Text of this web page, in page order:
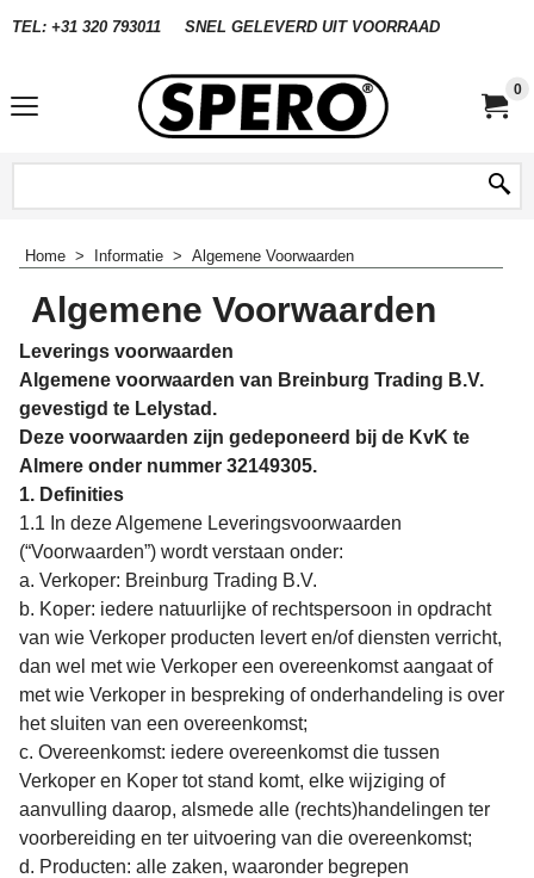
TEL: +31 320 793011 SNEL GELEVERD UIT VOORRAAD
0
Home > Informatie > Algemene Voorwaarden
Algemene Voorwaarden
Leverings voorwaarden
Algemene voorwaarden van Breinburg Trading B.V.
gevestigd te Lelystad.
Deze voorwaarden zijn gedeponeerd bij de KvK te
Almere onder nummer 32149305.
1. Definities
1.1 In deze Algemene Leveringsvoorwaarden
(“Voorwaarden”) wordt verstaan onder:
a. Verkoper: Breinburg Trading B.V.
b. Koper: iedere natuurlijke of rechtspersoon in opdracht
van wie Verkoper producten levert en/of diensten verricht,
dan wel met wie Verkoper een overeenkomst aangaat of
met wie Verkoper in bespreking of onderhandeling is over
het sluiten van een overeenkomst;
c. Overeenkomst: iedere overeenkomst die tussen
Verkoper en Koper tot stand komt, elke wijziging of
aanvulling daarop, alsmede alle (rechts)handelingen ter
voorbereiding en ter uitvoering van die overeenkomst;
d. Producten: alle zaken, waaronder begrepen